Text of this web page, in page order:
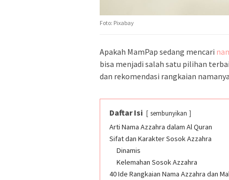
Foto: Pixabay
Apakah MamPap sedang mencari
bisa menjadi salah satu pilihan
dan rekomendasi rangkaian
Daftar Isi sembunyikan
Arti Nama Azzahra dalam Al Quran
Sifat dan Karakter Sosok Azzahra
Dinamis
Kelemahan Sosok Azzahra
40 Ide Rangkaian Nama Azzahra dan